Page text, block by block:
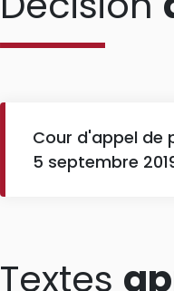
Cour d'appel de
5 septembre
Textes